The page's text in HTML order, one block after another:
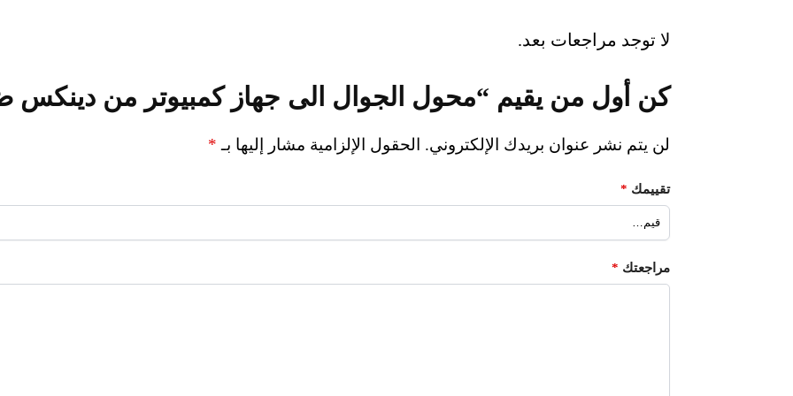
لا توجد مراجعات بعد.
كن أول من يقيم “محول الجوال الى جهاز كمبيوتر من دينكس
لن يتم نشر عنوان بريدك الإلكتروني. الحقول الإلزامية مشار إليها بـ *
تقييمك *
مراجعتك *